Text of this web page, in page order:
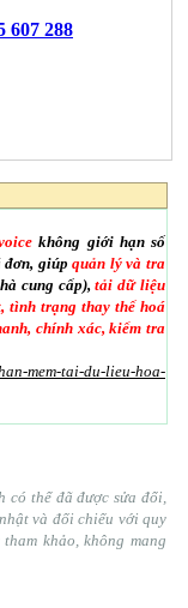
607 288
không giới hạn số
đơn, giúpquản lý và tra
cung cấp),tải dữ liệu
tình trạng thay thế hoá
chính xác, kiểm tra
mem-tai-du-lieu-hoa-
thể đã được sửa đổi,
và đối chiếu với quy
khảo, không mang